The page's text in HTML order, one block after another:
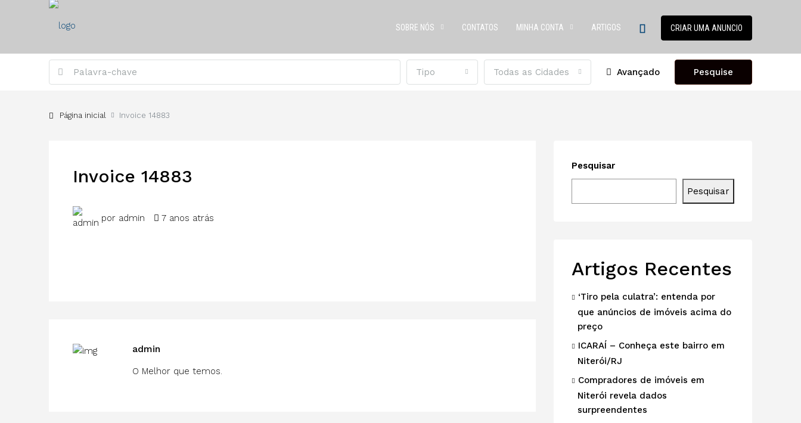
SOBRE NÓS CONTATOS MINHA CONTA ARTIGOS CRIAR UMA ANUNCIO
Tipo Todas as Cidades Avançado Pesquise
Página inicial Invoice 14883
Invoice 14883
por admin 7 anos atrás
admin
O Melhor que temos.
Pesquisar
Pesquisar
Artigos Recentes
‘Tiro pela culatra’: entenda por
que anúncios de imóveis acima do
preço
ICARAÍ – Conheça este bairro em
Niterói/RJ
Compradores de imóveis em
Niterói revela dados
surpreendentes